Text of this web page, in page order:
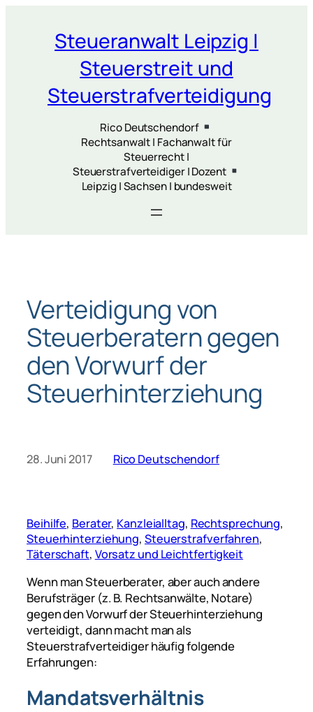
springenSteueranwalt Leipzig |
Steuerstreit und
Steuerstrafverteidigung
Rico Deutschendorf
Rechtsanwalt | Fachanwalt für
Steuerrecht |
Steuerstrafverteidiger | Dozent
Leipzig | Sachsen | bundesweit
Verteidigung von
Steuerberatern gegen
den Vorwurf der
Steuerhinterziehung
28. Juni 2017 Rico Deutschendorf
Beihilfe, Berater, Kanzleialltag, Rechtsprechung
Steuerhinterziehung, Steuerstrafverfahren
Täterschaft, Vorsatz und Leichtfertigkeit
Wenn man Steuerberater, aber auch andere
Berufsträger (z. B. Rechtsanwälte, Notare)
gegen den Vorwurf der Steuerhinterziehung
verteidigt, dann macht man als
Steuerstrafverteidiger häufig folgende
Erfahrungen:
Mandatsverhältnis